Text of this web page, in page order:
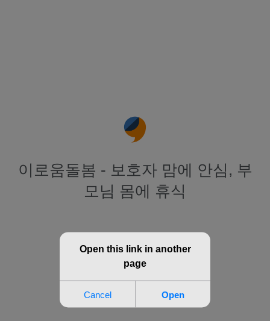
이로움돌봄 - 보호자 맘에 안심, 부
모님 몸에 휴식